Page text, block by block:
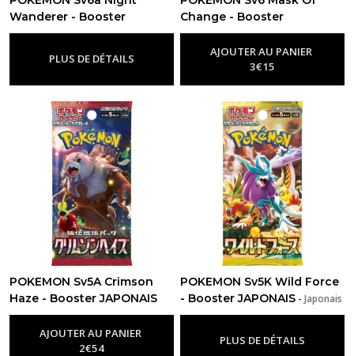
Wanderer - Booster
JAPONAIS-Japonais
PLUS DE DÉTAILS
Change - Booster
JAPONAIS-Japonais
AJOUTER AU PANIER
3€15
POKEMON Sv5A Crimson
Haze - Booster JAPONAIS
-Japonais
AJOUTER AU PANIER
2€54
POKEMON Sv5K Wild Force
- Booster JAPONAIS -Japonais
PLUS DE DÉTAILS